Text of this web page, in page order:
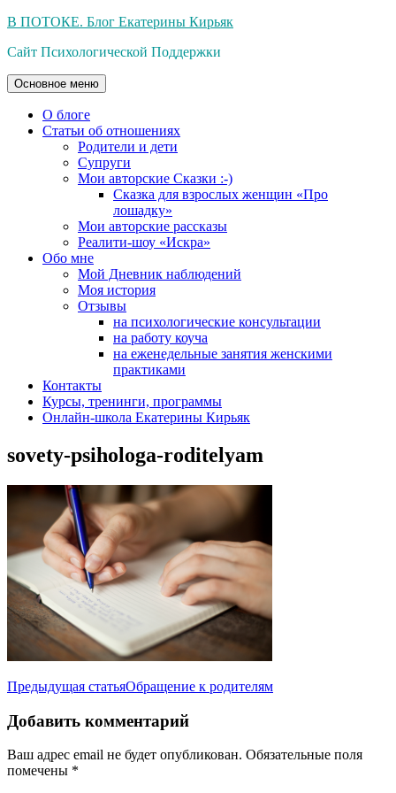
Перейти
содержимому
В ПОТОКЕ. Блог Екатерины Кирьяк
Сайт Психологической Поддержки
Основное меню
О блоге
Статьи об отношениях
Родители и дети
Супруги
Мои авторские Сказки :-)
Сказка для взрослых женщин «Про
лошадку»
Мои авторские рассказы
Реалити-шоу «Искра»
Обо мне
Мой Дневник наблюдений
Моя история
Отзывы
на психологические консультации
на работу коуча
на еженедельные занятия женскими
практиками
Контакты
Курсы, тренинги, программы
Онлайн-школа Екатерины Кирьяк
sovety-psihologa-roditelyam
Навигация
по
записям
Предыдущая статьяОбращение к родителям
Добавить комментарий
Ваш адрес email не будет опубликован. Обязательные поля
помечены *